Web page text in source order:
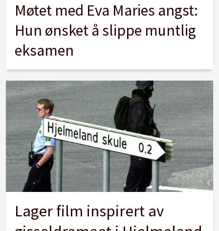
Møtet med Eva Maries angst:
Hun ønsket å slippe muntlig
eksamen
Lager film inspirert av